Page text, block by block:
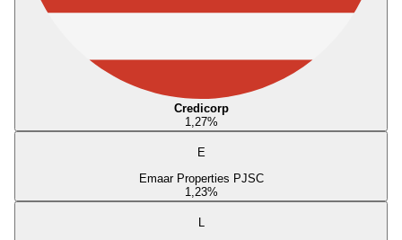
Credicorp
1,27%
E
Emaar Properties PJSC
1,23%